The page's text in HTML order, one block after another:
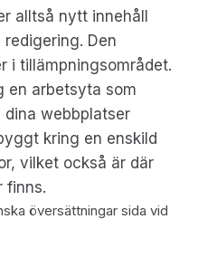
alltså nytt innehåll
Den
i tillämpningsområdet.
en arbetsyta som
webbplatser
kring en enskild
vilket också är där
finns.